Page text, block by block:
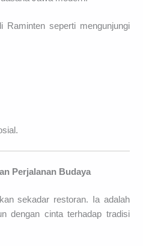
seperti mengunjungi
Perjalanan Budaya
sekadar restoran. Ia adalah
dengan cinta terhadap tradisi